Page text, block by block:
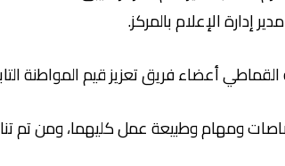
إدارة الإعلام بالمركز.
أعضاء فريق تعزيز قيم المواطنة
ومهام وطبيعة عمل كليهما، ومن تم